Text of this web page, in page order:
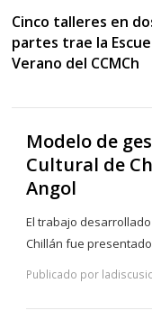
Cinco talleres en
partes trae la
Verano del CCMCh
Modelo de
Cultural de
Angol
El trabajo
Chillán fue
Publicado por